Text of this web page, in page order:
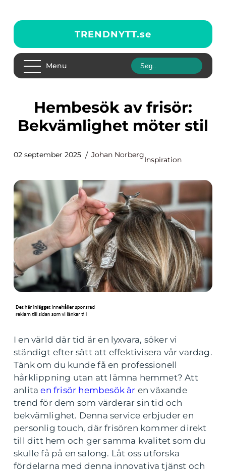
TRENDNYTT.se
Menu
Hembesök av frisör:
Bekvämlighet möter stil
02 september 2025 Johan Norberg
Inspiration
I en värld där tid är en lyxvara, söker vi
ständigt efter sätt att effektivisera vår vardag.
Tänk om du kunde få en professionell
hårklippning utan att lämna hemmet? Att
anlitaen frisör hembesök är en växande
trend för dem som värderar sin tid och
bekvämlighet. Denna service erbjuder en
personlig touch, där frisören kommer direkt
till ditt hem och ger samma kvalitet som du
skulle få på en salong. Låt oss utforska
fördelarna med denna innovativa tjänst och